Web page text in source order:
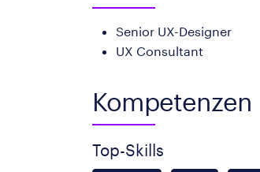
Senior UX-Designer
UX Consultant
Kompetenzen
Top-Skills